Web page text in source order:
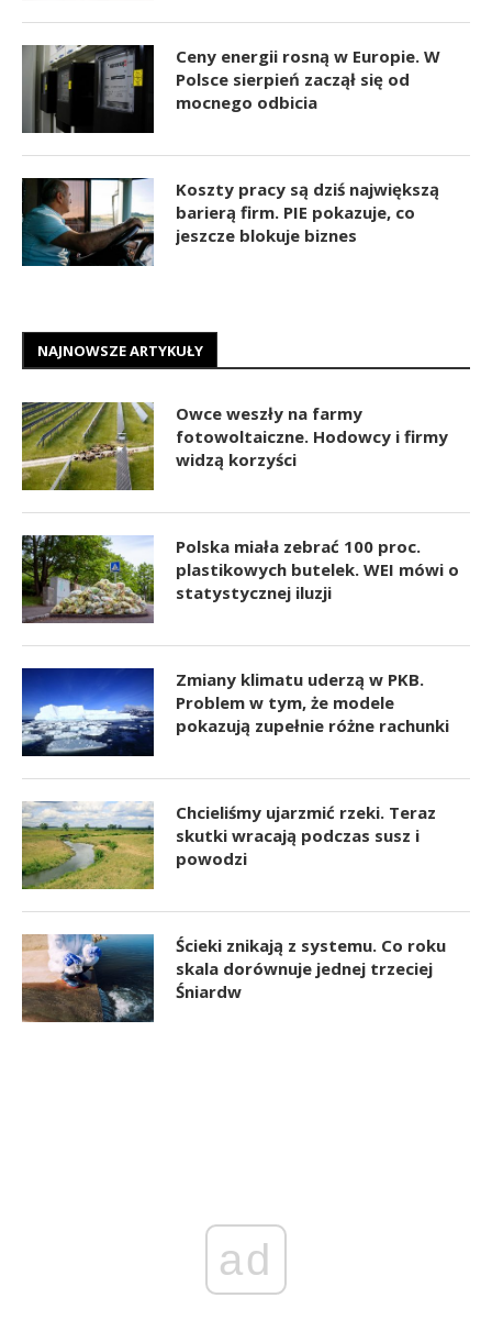
Ceny energii rosną w Europie. W
Polsce sierpień zaczął się od
mocnego odbicia
Koszty pracy są dziś największą
barierą firm. PIE pokazuje, co
jeszcze blokuje biznes
NAJNOWSZE ARTYKUŁY
Owce weszły na farmy
fotowoltaiczne. Hodowcy i firmy
widzą korzyści
Polska miała zebrać 100 proc.
plastikowych butelek. WEI mówi o
statystycznej iluzji
Zmiany klimatu uderzą w PKB.
Problem w tym, że modele
pokazują zupełnie różne rachunki
Chcieliśmy ujarzmić rzeki. Teraz
skutki wracają podczas susz i
powodzi
Ścieki znikają z systemu. Co roku
skala dorównuje jednej trzeciej
Śniardw
ad